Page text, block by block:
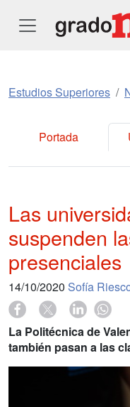
Estudios Superiores
Portada
Las
suspenden
presenciales
14/10/2020 Sofía
La Politécnica de
también pasan a las